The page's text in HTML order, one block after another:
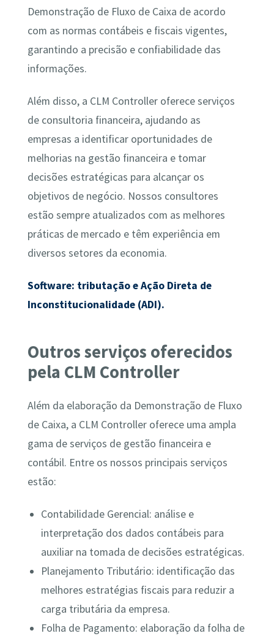
Demonstração de Fluxo de Caixa de acordo
com as normas contábeis e fiscais vigentes,
garantindo a precisão e confiabilidade das
informações.
Além disso, a CLM Controller oferece serviços
de consultoria financeira, ajudando as
empresas a identificar oportunidades de
melhorias na gestão financeira e tomar
decisões estratégicas para alcançar os
objetivos de negócio. Nossos consultores
estão sempre atualizados com as melhores
práticas de mercado e têm experiência em
diversos setores da economia.
Software: tributação e Ação Direta de
Inconstitucionalidade (ADI).
Outros serviços oferecidos
pela CLM Controller
Além da elaboração da Demonstração de Fluxo
de Caixa, a CLM Controller oferece uma ampla
gama de serviços de gestão financeira e
contábil. Entre os nossos principais serviços
estão:
Contabilidade Gerencial: análise e
interpretação dos dados contábeis para
auxiliar na tomada de decisões estratégicas.
Planejamento Tributário: identificação das
melhores estratégias fiscais para reduzir a
carga tributária da empresa.
Folha de Pagamento: elaboração da folha de